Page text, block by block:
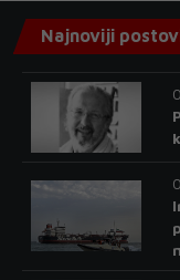
Najnoviji